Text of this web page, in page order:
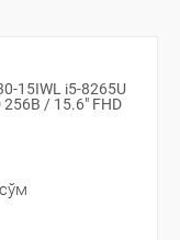
15IWL i5-8265U
256B / 15.6" FHD
сўм